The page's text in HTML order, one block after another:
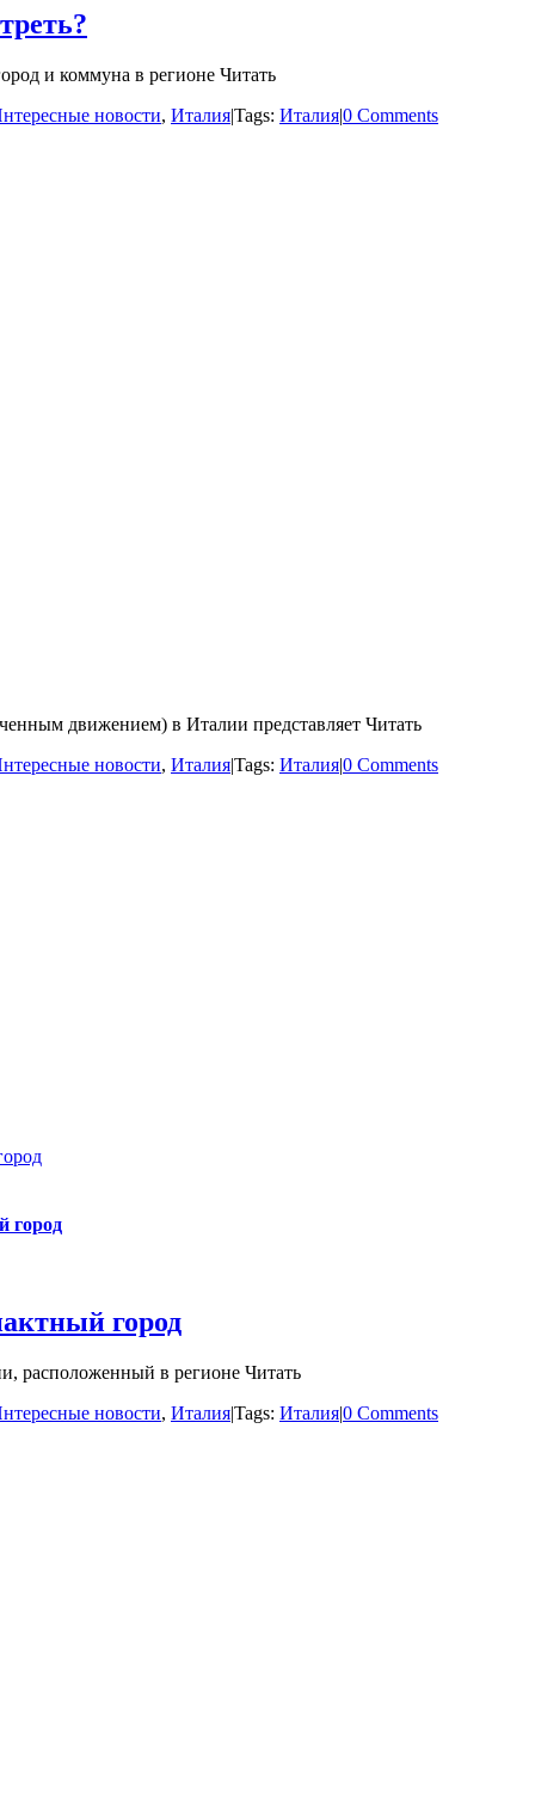
и коммуна в регионе Читать
новости, Италия|Tags: Италия|0 Comments
движением) в Италии представляет Читать
новости, Италия|Tags: Италия|0 Comments
город
город
расположенный в регионе Читать
новости, Италия|Tags: Италия|0 Comments